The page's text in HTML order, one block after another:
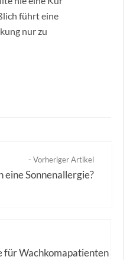
führt eine
nur zu
- Vorheriger Artikel
eine Sonnenallergie?
für Wachkomapatienten